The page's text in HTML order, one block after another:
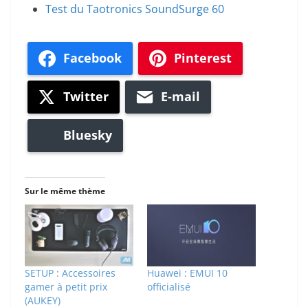
Test du Taotronics SoundSurge 60
Facebook Pinterest
Twitter E-mail
Bluesky
Sur le même thème
SETUP : Accessoires
gamer à petit prix
(AUKEY)
Huawei : EMUI 10
officialisé